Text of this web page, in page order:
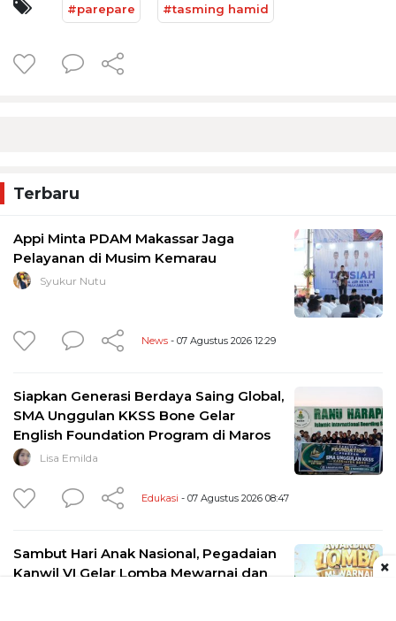
#parepare #tasming hamid
Terbaru
Appi Minta PDAM Makassar Jaga
Pelayanan di Musim Kemarau
Syukur Nutu
News - 07 Agustus 2026 12:29
Siapkan Generasi Berdaya Saing Global,
SMA Unggulan KKSS Bone Gelar
English Foundation Program di Maros
Lisa Emilda
Edukasi - 07 Agustus 2026 08:47
Sambut Hari Anak Nasional, Pegadaian
Kanwil VI Gelar Lomba Mewarnai dan
×